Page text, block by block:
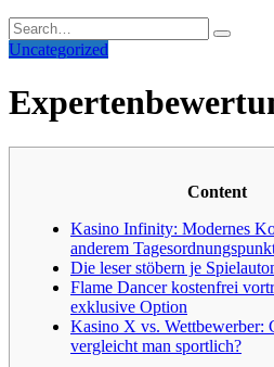
Uncategorized
Content
Kasino Infinity: Modernes
anderem
Die leser stöbern je
Flame Dancer kostenfrei
exklusive Option
Kasino X vs. Wettbewerber:
vergleicht man sportlich?